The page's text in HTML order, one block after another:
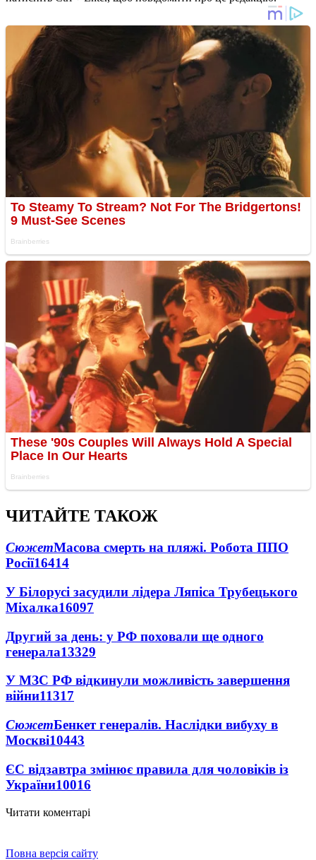
ЧИТАЙТЕ ТАКОЖ
СюжетМасова смерть на пляжі. Робота ППО
Росії16414
У Білорусі засудили лідера Ляпіса Трубецького
Міхалка16097
Другий за день: у РФ поховали ще одного
генерала13329
У МЗС РФ відкинули можливість завершення
війни11317
СюжетБенкет генералів. Наслідки вибуху в
Москві10443
ЄС відзавтра змінює правила для чоловіків із
України10016
Читати коментарі
Повна версія сайту